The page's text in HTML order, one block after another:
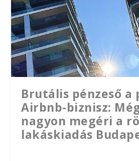
Brutális pénzeső a
Airbnb-biznisz:
nagyon megéri a
lakáskiadás